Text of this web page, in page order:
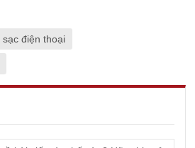
sạc điện thoại